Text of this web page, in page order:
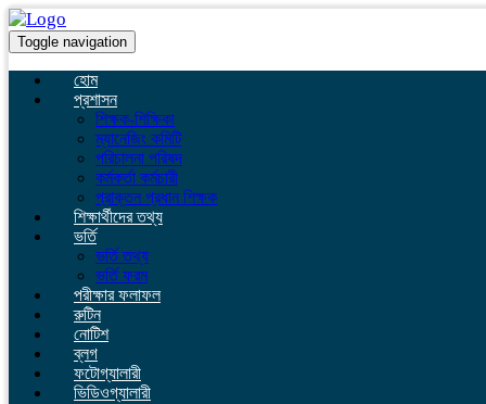
Toggle navigation
হোম
প্রশাসন
শিক্ষক-শিক্ষিকা
ম্যানেজিং কমিটি
পরিচালনা পরিষদ
কর্মকর্তা কর্মচারী
প্রাক্তন প্রধান শিক্ষক
শিক্ষার্থীদের তথ্য
ভর্তি
ভর্তি তথ্য
ভর্তি ফরম
পরীক্ষার ফলাফল
রুটিন
নোটিশ
ব্লগ
ফটোগ্যালারী
ভিডিওগ্যালারী